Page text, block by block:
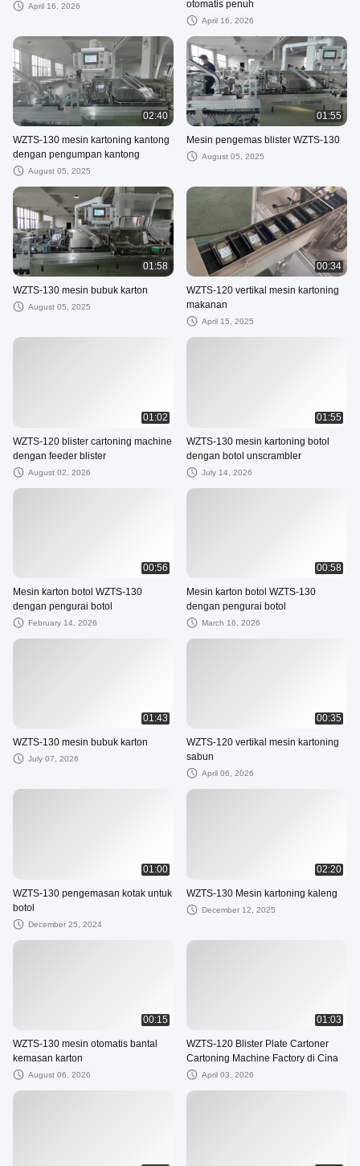
April 16, 2026 otomatis penuh
April 16, 2026
02:40
WZTS-130 mesin kartoning kantong
dengan pengumpan kantong
August 05, 2025
01:55
Mesin pengemas blister WZTS-130
August 05, 2025
01:58
WZTS-130 mesin bubuk karton
August 05, 2025
00:34
WZTS-120 vertikal mesin kartoning
makanan
April 15, 2025
01:02
WZTS-120 blister cartoning machine
dengan feeder blister
August 02, 2026
01:55
WZTS-130 mesin kartoning botol
dengan botol unscrambler
July 14, 2026
00:56
Mesin karton botol WZTS-130
dengan pengurai botol
February 14, 2026
00:58
Mesin karton botol WZTS-130
dengan pengurai botol
March 16, 2026
01:43
WZTS-130 mesin bubuk karton
July 07, 2026
00:35
WZTS-120 vertikal mesin kartoning
sabun
April 06, 2026
01:00
WZTS-130 pengemasan kotak untuk
botol
December 25, 2024
02:20
WZTS-130 Mesin kartoning kaleng
December 12, 2025
00:15
WZTS-130 mesin otomatis bantal
kemasan karton
August 06, 2026
01:03
WZTS-120 Blister Plate Cartoner
Cartoning Machine Factory di Cina
April 03, 2026